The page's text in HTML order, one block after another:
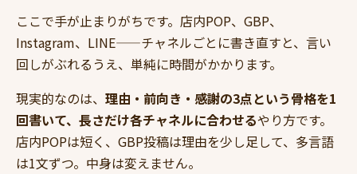
ここで手が止まりがちです。店内POP、GBP、
Instagram、LINE——チャネルごとに書き直すと、言い
回しがぶれるうえ、単純に時間がかかります。
現実的なのは、 理由・前向き・感謝の3点という骨格を1
回書いて、長さだけ各チャネルに合わせるやり方です。
店内POPは短く、GBP投稿は理由を少し足して、多言語
は1文ずつ。中身は変えません。